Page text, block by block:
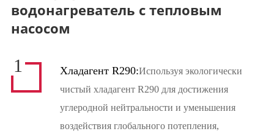
водонагреватель с тепловым
насосом
1 Хладагент R290:Используя экологически
чистый хладагент R290 для достижения
углеродной нейтральности и уменьшения
воздействия глобального потепления,